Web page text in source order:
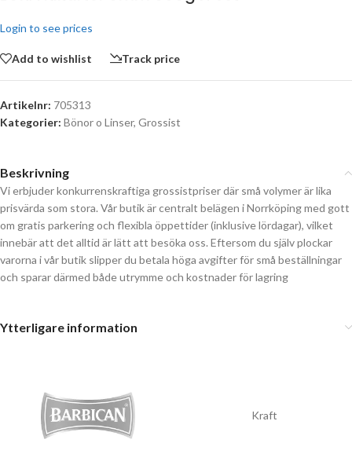
Login to see prices
Add to wishlist Track price
Artikelnr: 705313
Kategorier: Bönor o Linser, Grossist
Beskrivning
Vi erbjuder konkurrenskraftiga grossistpriser där små volymer är lika
prisvärda som stora. Vår butik är centralt belägen i Norrköping med gott
om gratis parkering och flexibla öppettider (inklusive lördagar), vilket
innebär att det alltid är lätt att besöka oss. Eftersom du själv plockar
varorna i vår butik slipper du betala höga avgifter för små beställningar
och sparar därmed både utrymme och kostnader för lagring
Ytterligare information
Kraft